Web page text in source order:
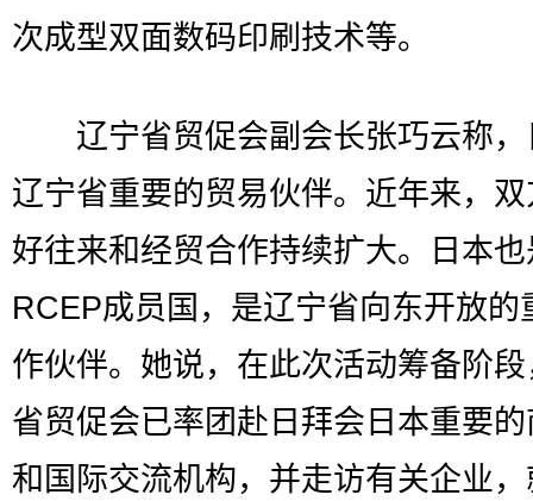
次成型双面数码印刷技术等。
辽宁省贸促会副会长张巧云称，
辽宁省重要的贸易伙伴。近年来，
好往来和经贸合作持续扩大。日本也
RCEP成员国，是辽宁省向东开放的
作伙伴。她说，在此次活动筹备阶
省贸促会已率团赴日拜会日本重要
和国际交流机构，并走访有关企业